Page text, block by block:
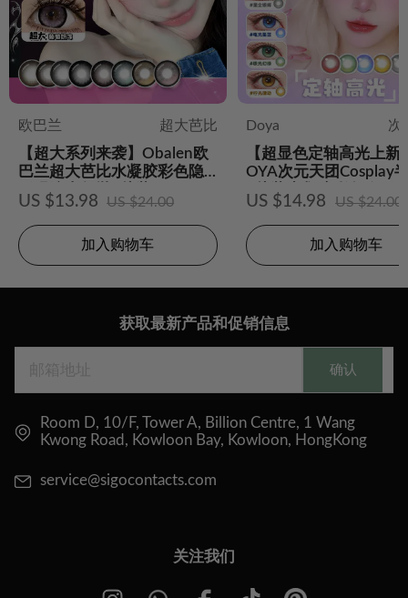
欧巴兰
超大芭比
【超大系列来袭】Obalen欧
巴兰超大芭比水凝胶彩色隐
形眼镜半年抛2片装
US $13.98 US $24.00
加入购物车
Doya
次
【超显色定轴高光上新
OYA次元天团Cosplay
2片装水凝胶彩色隐形
US $14.98 US $24.00
加入购物车
获取最新产品和促销信息
确认
Room D, 10/F, Tower A, Billion Centre, 1 Wang
Kwong Road, Kowloon Bay, Kowloon, HongKong
service@sigocontacts.com
关注我们